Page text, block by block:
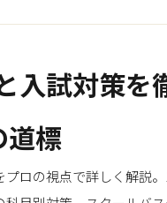
入試対策を
道標
ロの視点で詳しく解説